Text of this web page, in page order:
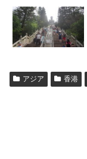
アジア 香港